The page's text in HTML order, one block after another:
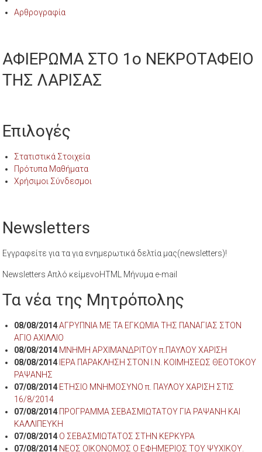
Αρθρογραφία
ΑΦΙΕΡΩΜΑ ΣΤΟ 1ο ΝΕΚΡΟΤΑΦΕΙΟ
ΤΗΣ ΛΑΡΙΣΑΣ
Επιλογές
Στατιστικά Στοιχεία
Πρότυπα Μαθήματα
Χρήσιμοι Σύνδεσμοι
Newsletters
Εγγραφείτε για τα για ενημερωτικά δελτία μας(newsletters)!
Newsletters Απλό κείμενοHTML Μήνυμα e-mail
Τα νέα της Μητρόπολης
08/08/2014 ΑΓΡΥΠΝΙΑ ΜΕ ΤΑ ΕΓΚΩΜΙΑ ΤΗΣ ΠΑΝΑΓΙΑΣ ΣΤΟΝ
ΑΓΙΟ ΑΧΙΛΛΙΟ
08/08/2014 ΜΝΗΜΗ ΑΡΧΙΜΑΝΔΡΙΤΟΥ π.ΠΑΥΛΟΥ ΧΑΡΙΣΗ
08/08/2014 ΙΕΡΑ ΠΑΡΑΚΛΗΣΗ ΣΤΟΝ Ι.Ν. ΚΟΙΜΗΣΕΩΣ ΘΕΟΤΟΚΟΥ
ΡΑΨΑΝΗΣ
07/08/2014 ΕΤΗΣΙΟ ΜΝΗΜΟΣΥΝΟ π. ΠΑΥΛΟΥ ΧΑΡΙΣΗ ΣΤΙΣ
16/8/2014
07/08/2014 ΠΡΟΓΡΑΜΜΑ ΣΕΒΑΣΜΙΩΤΑΤΟΥ ΓΙΑ ΡΑΨΑΝΗ ΚΑΙ
ΚΑΛΛΙΠΕΥΚΗ
07/08/2014 Ο ΣΕΒΑΣΜΙΩΤΑΤΟΣ ΣΤΗΝ ΚΕΡΚΥΡΑ
07/08/2014 ΝΕΟΣ ΟΙΚΟΝΟΜΟΣ Ο ΕΦΗΜΕΡΙΟΣ ΤΟΥ ΨΥΧΙΚΟΥ.